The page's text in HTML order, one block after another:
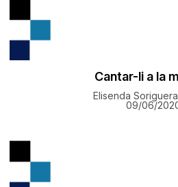
Cantar-li a la
Elisenda
09/06/